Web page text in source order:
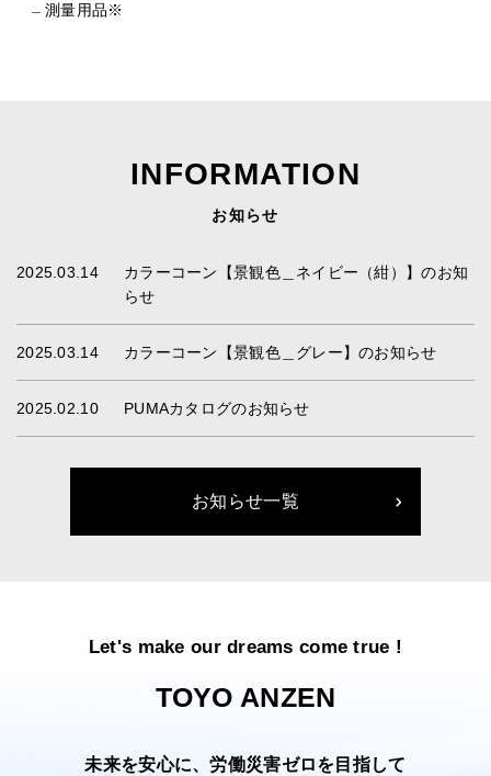
測量用品※
INFORMATION
お知らせ
2025.03.14
カラーコーン【景観色＿ネイビー（紺）】のお知
らせ
2025.03.14 カラーコーン【景観色＿グレー】のお知らせ
2025.02.10 PUMAカタログのお知らせ
お知らせ一覧
Let's make our dreams come true !
TOYO ANZEN
未来を安心に、労働災害ゼロを目指して